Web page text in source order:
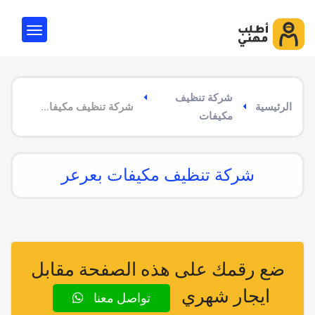
الرئيسية
شركة تنظيف
مكيفات
شركة تنظيف مكيفات بعرعر
شركة تنظيف مكيفات بعرعر
ضع رقمك على هذه الصفحة مقابل
ايجار شهري
تواصل معنا